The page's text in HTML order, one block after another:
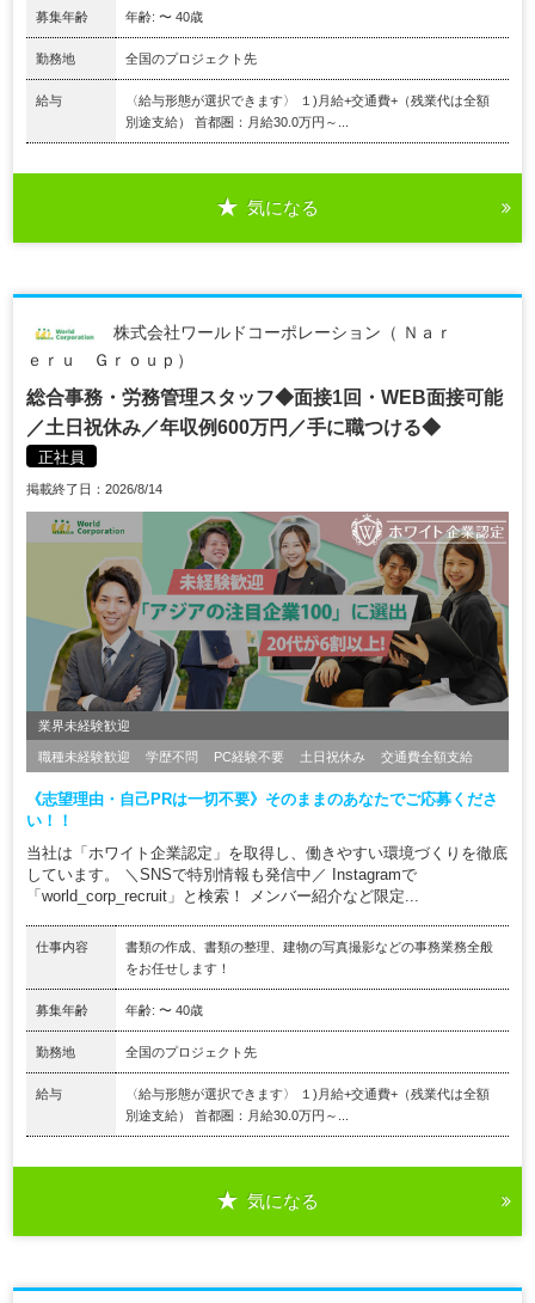
募集年齢 年齢: 〜 40歳
勤務地 全国のプロジェクト先
給与
〈給与形態が選択できます〉 １)月給+交通費+（残業代は全額
別途支給） 首都圏：月給30.0万円～...
気になる
株式会社ワールドコーポレーション（ Ｎａｒ
ｅｒｕ Ｇｒｏｕｐ）
総合事務・労務管理スタッフ◆面接1回・WEB面接可能
／土日祝休み／年収例600万円／手に職つける◆
正社員
掲載終了日：2026/8/14
業界未経験歓迎
職種未経験歓迎 学歴不問 PC経験不要 土日祝休み 交通費全額支給
《志望理由・自己PRは一切不要》そのままのあなたでご応募くださ
い！！
当社は「ホワイト企業認定」を取得し、働きやすい環境づくりを徹底
しています。 ＼SNSで特別情報も発信中／ Instagramで
「world_corp_recruit」と検索！ メンバー紹介など限定...
仕事内容
書類の作成、書類の整理、建物の写真撮影などの事務業務全般
をお任せします！
募集年齢 年齢: 〜 40歳
勤務地 全国のプロジェクト先
給与
〈給与形態が選択できます〉 １)月給+交通費+（残業代は全額
別途支給） 首都圏：月給30.0万円～...
気になる